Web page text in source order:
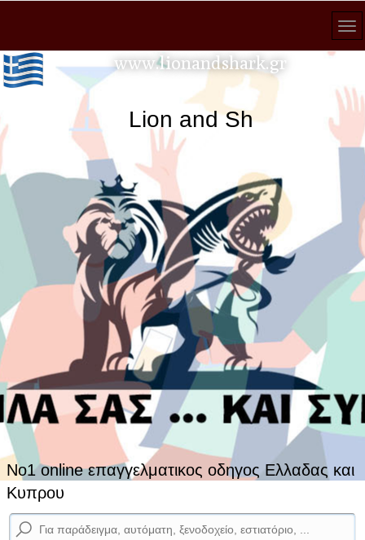
No1 online επαγγελματικος οδηγος Ελλαδας και
Κυπρου
www.lionandshark.gr
Lion and Shark κάθε